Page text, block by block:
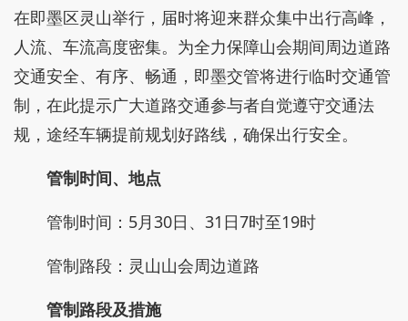
在即墨区灵山举行，届时将迎来群众集中出行高峰，
人流、车流高度密集。为全力保障山会期间周边道路
交通安全、有序、畅通，即墨交管将进行临时交通管
制，在此提示广大道路交通参与者自觉遵守交通法
规，途经车辆提前规划好路线，确保出行安全。
管制时间、地点
管制时间：5月30日、31日7时至19时
管制路段：灵山山会周边道路
管制路段及措施